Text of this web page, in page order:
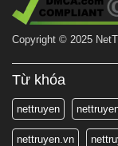
Copyright © 2025
Từ khóa
nettruyen
nettruyen.vn